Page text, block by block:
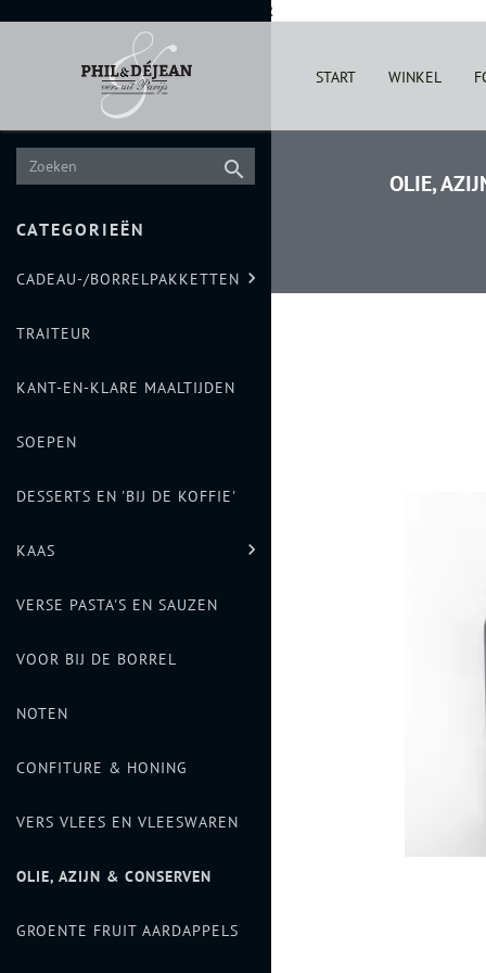
Phil&Dejean - Vers uit Parijs & TRAITEUR
START WINKEL

CATEGORIEËN
CADEAU-/BORRELPAKKETTEN 
TRAITEUR
KANT-EN-KLARE MAALTIJDEN
SOEPEN
DESSERTS EN 'BIJ DE KOFFIE'
KAAS 
VERSE PASTA'S EN SAUZEN
VOOR BIJ DE BORREL
NOTEN
CONFITURE & HONING
VERS VLEES EN VLEESWAREN
OLIE, AZIJN & CONSERVEN
GROENTE FRUIT AARDAPPELS
OLIE,